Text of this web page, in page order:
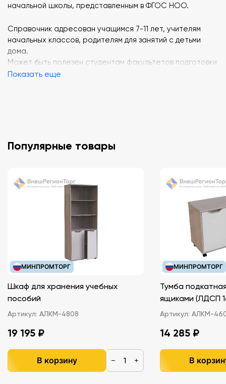
начальной школы, представленным в ФГОС НОО.
Справочник адресован учащимся 7-11 лет, учителям
начальных классов, родителям для занятий с детьми
дома.
Может быть полезен студентам факультетов подготовки
учителей начальных классов педагогических
Вес: 136 г.
Размеры: 211x139x7 мм.
Тип обложки: обл - мягкий переплет (крепление
Иллюстрации: Черно-белые.
Показать еще
Популярные товары
МИНПРОМТОРГ
Шкаф для хранения учебных
пособий
Артикул: АЛКМ-4808
19 195 ₽
В корзину − +
МИНПРОМТОРГ
Тумба
ящиками
Артикул: АЛКМ-
14 285 ₽
В